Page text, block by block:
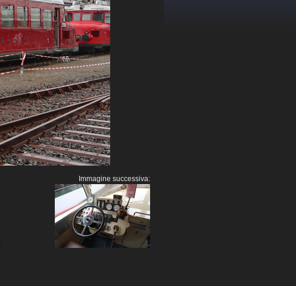
Immagine successiva: